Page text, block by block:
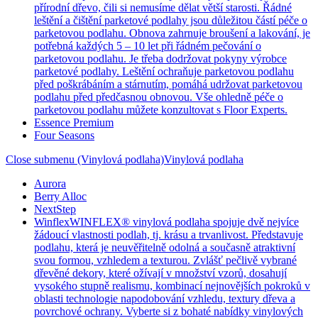
přírodní dřevo, čili si nemusíme dělat větší starosti. Řádné
leštění a čištění parketové podlahy jsou důležitou částí péče o
parketovou podlahu. Obnova zahrnuje broušení a lakování, je
potřebná každých 5 – 10 let při řádném pečování o
parketovou podlahu. Je třeba dodržovat pokyny výrobce
parketové podlahy. Leštění ochraňuje parketovou podlahu
před poškrábáním a stárnutím, pomáhá udržovat parketovou
podlahu před předčasnou obnovou. Vše ohledně péče o
parketovou podlahu můžete konzultovat s Floor Experts.
Essence Premium
Four Seasons
Close submenu (Vinylová podlaha)Vinylová podlaha
Aurora
Berry Alloc
NextStep
WinflexWINFLEX® vinylová podlaha spojuje dvě nejvíce
žádoucí vlastnosti podlah, tj. krásu a trvanlivost. Představuje
podlahu, která je neuvěřitelně odolná a současně atraktivní
svou formou, vzhledem a texturou. Zvlášť pečlivě vybrané
dřevěné dekory, které ožívají v množství vzorů, dosahují
vysokého stupně realismu, kombinací nejnovějších pokroků v
oblasti technologie napodobování vzhledu, textury dřeva a
povrchové ochrany. Vyberte si z bohaté nabídky vinylových